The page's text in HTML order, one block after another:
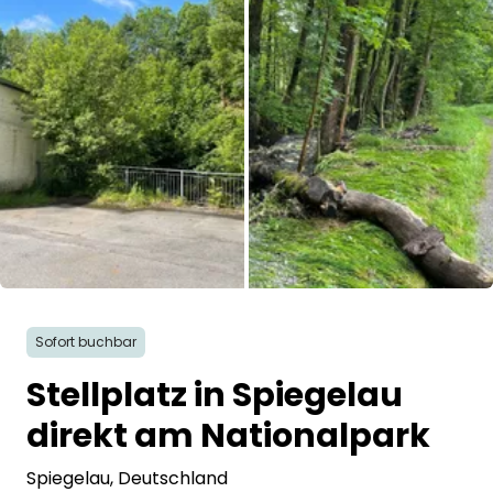
Frag Howdy
Fotoinspiration
Tipps & Inspiration
Stories
Gutscheine
Shop
Kontakt
Select language
Sofort buchbar
Stellplatz in Spiegelau
direkt am Nationalpark
Spiegelau, Deutschland